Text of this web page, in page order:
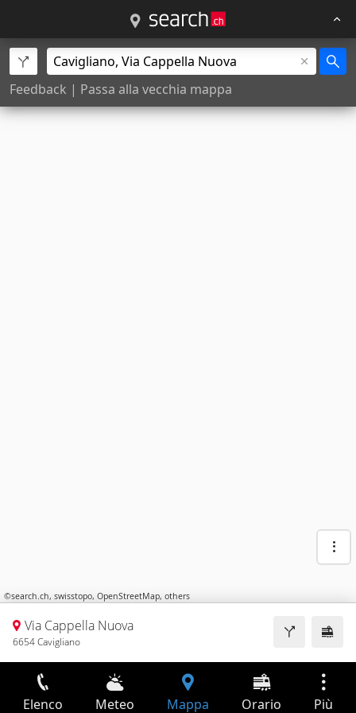
Feedback | Passa alla vecchia mappa
©search.ch, swisstopo, OpenStreetMap, others
Via Cappella Nuova
6654 Cavigliano
Elenco Meteo Mappa Orario Più